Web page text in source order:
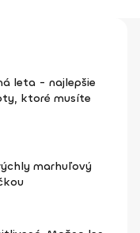
leta - najlepšie
ktoré musíte
marhuľový